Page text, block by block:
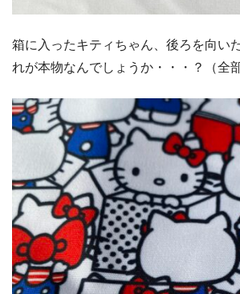
箱に入ったキティちゃん、後ろを向い
れが本物なんでしょうか・・・？（全